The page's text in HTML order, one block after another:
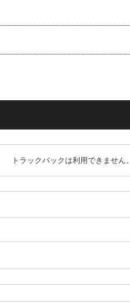
トラックバックは利用できません。